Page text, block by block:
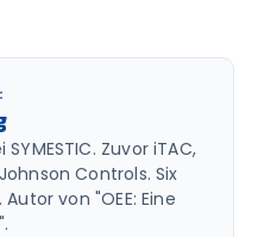
Zuvor iTAC,
Controls. Six
von "OEE: Eine